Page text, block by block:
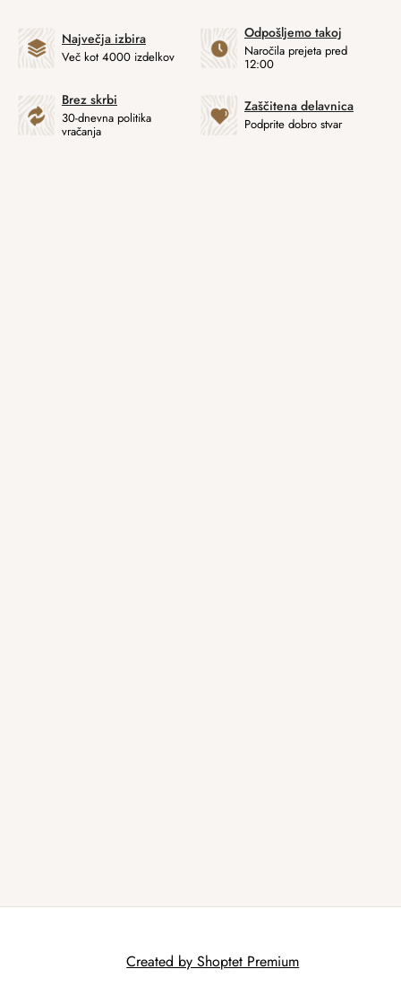
Največja izbira
Več kot 4000 izdelkov
Odpošljemo takoj
Naročila prejeta pred
12:00
Brez skrbi
30-dnevna politika
vračanja
Zaščitena delavnica
Podprite dobro stvar
Created by Shoptet Premium